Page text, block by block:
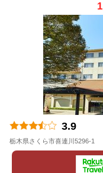
1
3.9
栃木県さくら市喜連川5296-1